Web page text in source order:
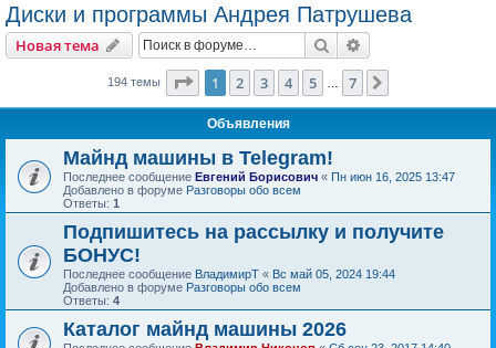
Диски и программы Андрея Патрушева
Новая тема Поиск
194 темы Страница из
1 2 3 4 5 7
Объявления
Майнд машины в Telegram!
Последнее сообщение Евгений Борисович « Пн июн 16, 2025 13:47
Добавлено в форуме Разговоры обо всем
Ответы: 1
Подпишитесь на рассылку и получите
БОНУС!
Последнее сообщение ВладимирТ « Вс май 05, 2024 19:44
Добавлено в форуме Разговоры обо всем
Ответы: 4
Каталог майнд машины 2026